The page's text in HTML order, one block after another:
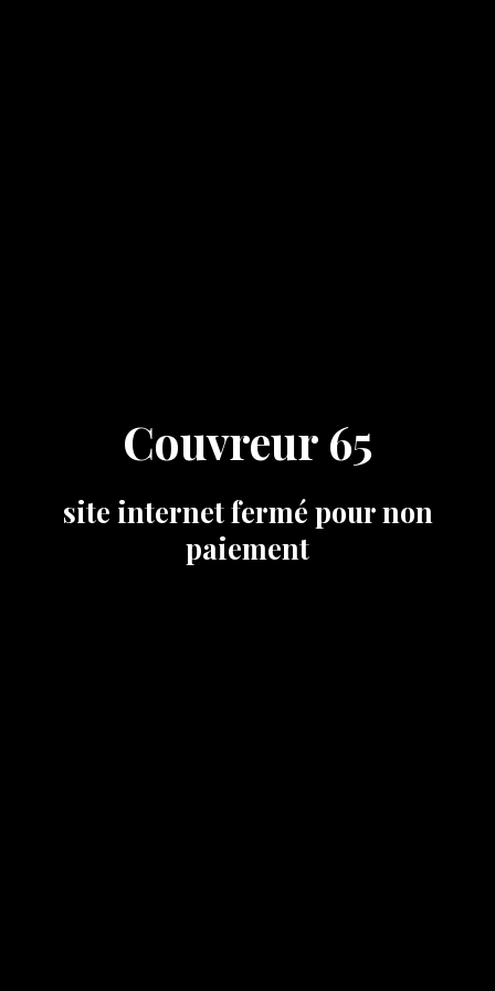
Couvreur 65
site internet fermé pour non
paiement